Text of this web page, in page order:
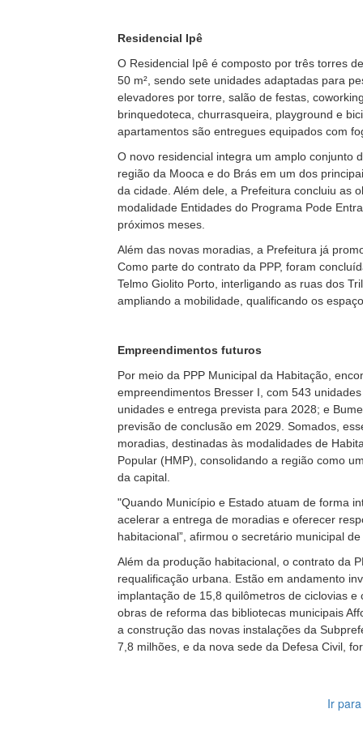
Residencial Ipê
O Residencial Ipê é composto por três torres
50 m², sendo sete unidades adaptadas para
elevadores por torre, salão de festas,
brinquedoteca, churrasqueira, playground e
apartamentos são entregues equipados com
O novo residencial integra um amplo conjunto
região da Mooca e do Brás em um dos
da cidade. Além dele, a Prefeitura concluiu as
modalidade Entidades do Programa Pode
próximos meses.
Além das novas moradias, a Prefeitura já
Como parte do contrato da PPP, foram
Telmo Giolito Porto, interligando as ruas dos
ampliando a mobilidade, qualificando os
Empreendimentos futuros
Por meio da PPP Municipal da Habitação,
empreendimentos Bresser I, com 543
unidades e entrega prevista para 2028; e
previsão de conclusão em 2029. Somados,
moradias, destinadas às modalidades de
Popular (HMP), consolidando a região como
da capital.
"Quando Município e Estado atuam de forma
acelerar a entrega de moradias e oferecer
habitacional”, afirmou o secretário municipal
Além da produção habitacional, o contrato da
requalificação urbana. Estão em andamento
implantação de 15,8 quilômetros de ciclovias
obras de reforma das bibliotecas municipais
a construção das novas instalações da
7,8 milhões, e da nova sede da Defesa Civil,
Ir